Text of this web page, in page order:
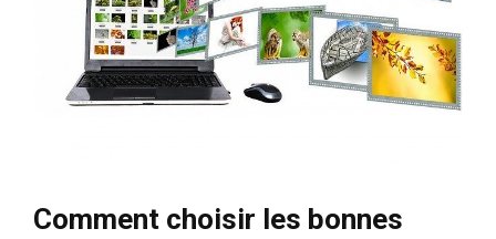
Comment choisir les bonnes